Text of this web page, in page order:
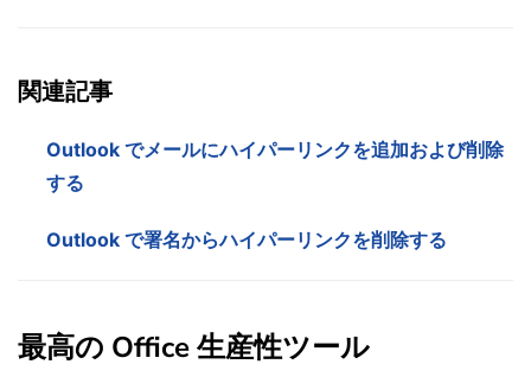
関連記事
Outlook でメールにハイパーリンクを追加および削除
する
Outlook で署名からハイパーリンクを削除する
最高の Office 生産性ツール